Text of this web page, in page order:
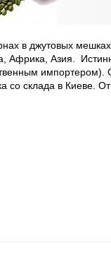
в джутовых
Африка, Азия.
импортером).
со склада в Киеве.